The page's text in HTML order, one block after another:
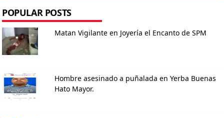
POPULAR POSTS
Matan Vigilante en Joyería el Encanto de SPM
Hombre asesinado a puñalada en Yerba Buenas
Hato Mayor.